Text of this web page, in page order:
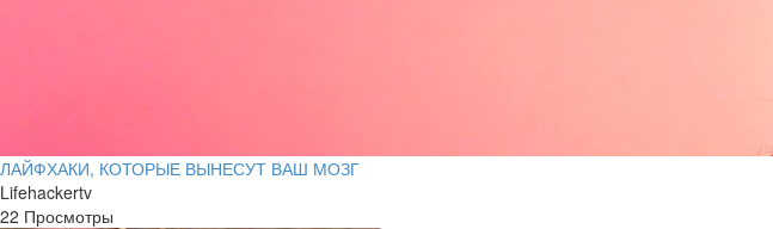
ЛАЙФХАКИ, КОТОРЫЕ ВЫНЕСУТ ВАШ МОЗГ
Lifehackertv
22 Просмотры